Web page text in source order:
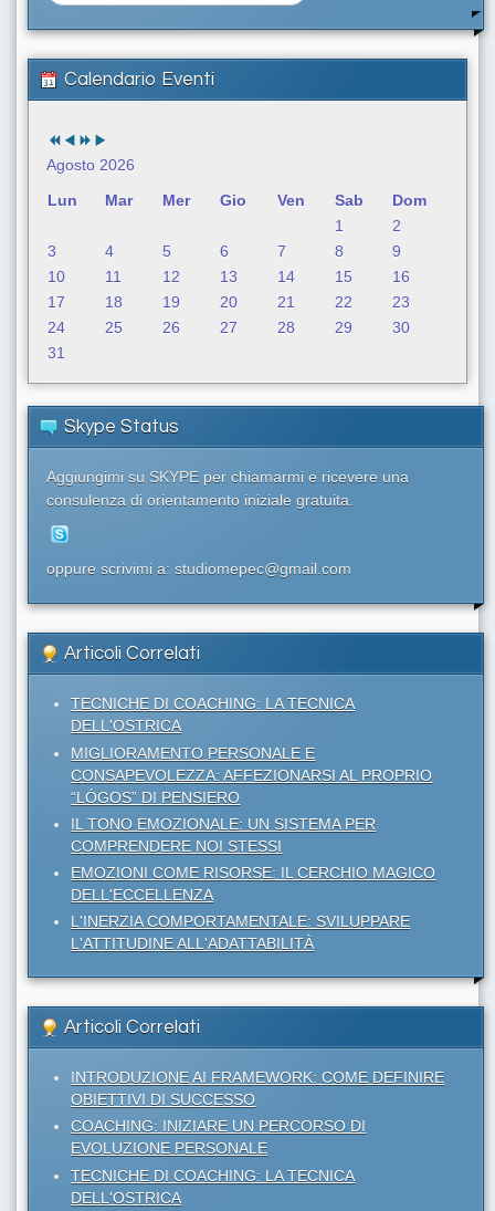
r
a
.
.
Calendario Eventi
Agosto 2026
Lun
Mar Mer Gio Ven Sab
Dom
1
2
3
4 5 6 7 8
9
10
11 12 13 14 15
16
17
18 19 20 21 22
23
24
25 26 27 28 29
30
31
Skype Status
Aggiungimi su SKYPE per chiamarmi e ricevere una
consulenza di orientamento iniziale gratuita.
oppure scrivimi a: studiomepec@gmail.com
Articoli Correlati
TECNICHE DI COACHING: LA TECNICA
DELL'OSTRICA
MIGLIORAMENTO PERSONALE E
CONSAPEVOLEZZA: AFFEZIONARSI AL PROPRIO
“LÓGOS” DI PENSIERO
IL TONO EMOZIONALE: UN SISTEMA PER
COMPRENDERE NOI STESSI
EMOZIONI COME RISORSE: IL CERCHIO MAGICO
DELL'ECCELLENZA
L'INERZIA COMPORTAMENTALE: SVILUPPARE
L'ATTITUDINE ALL'ADATTABILITÀ
Articoli Correlati
INTRODUZIONE AI FRAMEWORK: COME DEFINIRE
OBIETTIVI DI SUCCESSO
COACHING: INIZIARE UN PERCORSO DI
EVOLUZIONE PERSONALE
TECNICHE DI COACHING: LA TECNICA
DELL'OSTRICA